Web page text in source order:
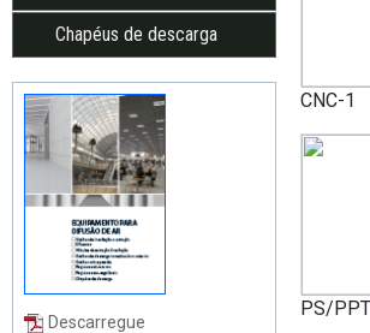
Chapéus de descarga
Descarregue
CNC-1
PS/